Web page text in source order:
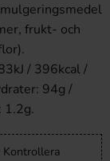
frukt- och
/ 396kcal /
94g /
1.2g.
Kontrollera